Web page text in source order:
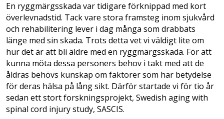
En ryggmärgsskada var tidigare förknippad med kort
överlevnadstid. Tack vare stora framsteg inom sjukvård
och rehabilitering lever i dag många som drabbats
länge med sin skada. Trots detta vet vi väldigt lite om
hur det är att bli äldre med en ryggmärgsskada. För att
kunna möta dessa personers behov i takt med att de
åldras behövs kunskap om faktorer som har betydelse
för deras hälsa på lång sikt. Därför startade vi för tio år
sedan ett stort forskningsprojekt, Swedish aging with
spinal cord injury study, SASCIS.